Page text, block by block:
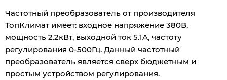
Частотный преобразователь от производителя
ТопКлимат имеет: входное напряжение 380В,
мощность 2.2кВт, выходной ток 5.1A, частоту
регулирования 0-500Гц. Данный частотный
преобразователь является сверх бюджетным и
простым устройством регулирования.